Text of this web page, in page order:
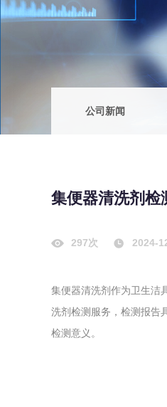
轻工产品
制药医疗
建筑材料
农副产品
专项服务
综合检测
公司新闻
集便器清洗剂检
297次 2024-
集便器清洗剂作为卫生洁
洗剂检测服务，检测报告
检测意义。